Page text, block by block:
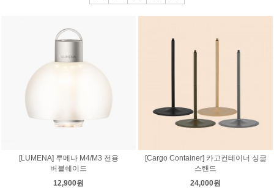
[LUMENA] 루메나 M4/M3 전용
버블쉐이드
12,900원
[Cargo Container] 카고컨테이너 싱글
스탠드
24,000원